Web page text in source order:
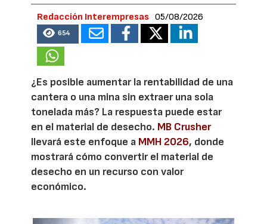
Redacción Interempresas 05/08/2026
654
¿Es posible aumentar la rentabilidad de una
cantera o una mina sin extraer una sola
tonelada más? La respuesta puede estar
en el material de desecho. MB Crusher
llevará este enfoque a MMH 2026, donde
mostrará cómo convertir el material de
desecho en un recurso con valor
económico.